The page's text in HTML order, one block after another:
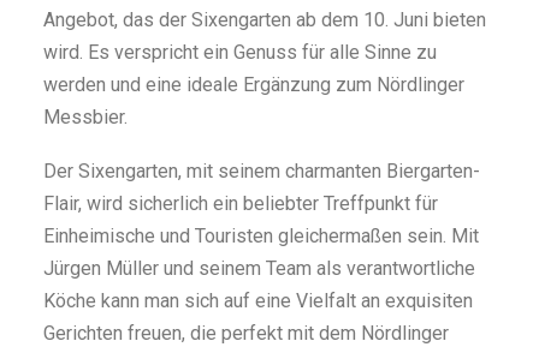
Angebot, das der Sixengarten ab dem 10. Juni bieten
wird. Es verspricht ein Genuss für alle Sinne zu
werden und eine ideale Ergänzung zum Nördlinger
Messbier.
Der Sixengarten, mit seinem charmanten Biergarten-
Flair, wird sicherlich ein beliebter Treffpunkt für
Einheimische und Touristen gleichermaßen sein. Mit
Jürgen Müller und seinem Team als verantwortliche
Köche kann man sich auf eine Vielfalt an exquisiten
Gerichten freuen, die perfekt mit dem Nördlinger